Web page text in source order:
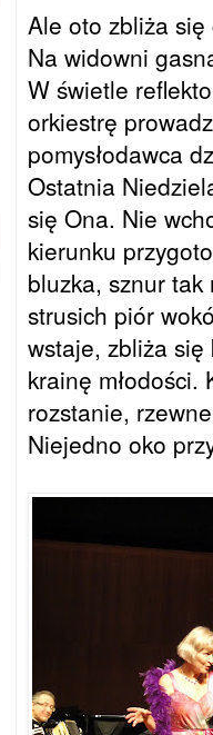
Ale oto zbliża
Na widowni
W świetle
orkiestrę
pomysłodawca
Ostatnia
się Ona. Nie
kierunku
bluzka, sznur
strusich piór
wstaje, zbliża się
krainę
rozstanie,
Niejedno oko